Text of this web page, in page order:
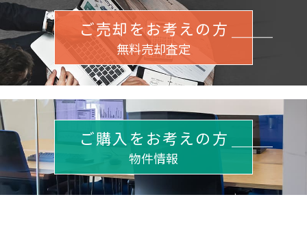
ご売却をお考えの方
無料売却査定
ご購入をお考えの方
物件情報